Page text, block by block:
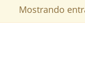
Mostrando